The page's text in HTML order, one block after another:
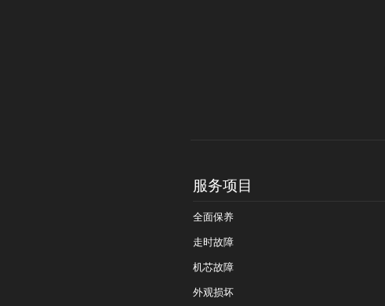
服务项目
全面保养
走时故障
机芯故障
外观损坏